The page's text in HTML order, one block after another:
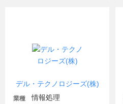
デル・テクノロジーズ(株)
業種 情報処理